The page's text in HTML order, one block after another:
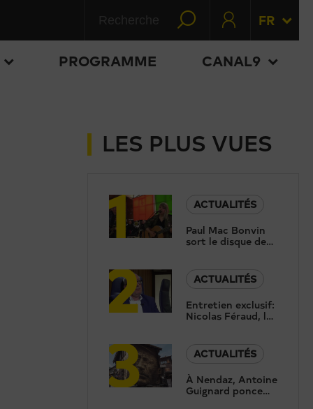
FR
PROGRAMME CANAL9
LES PLUS VUES
1
ACTUALITÉS
Paul Mac Bonvin
sort le disque de
sa fille, trois ans
disparition
2
ACTUALITÉS
Entretien exclusif:
Nicolas Féraud, le
répond aux
questions de
Canal9
3
ACTUALITÉS
À Nendaz, Antoine
Guignard ponce
des portraits pour